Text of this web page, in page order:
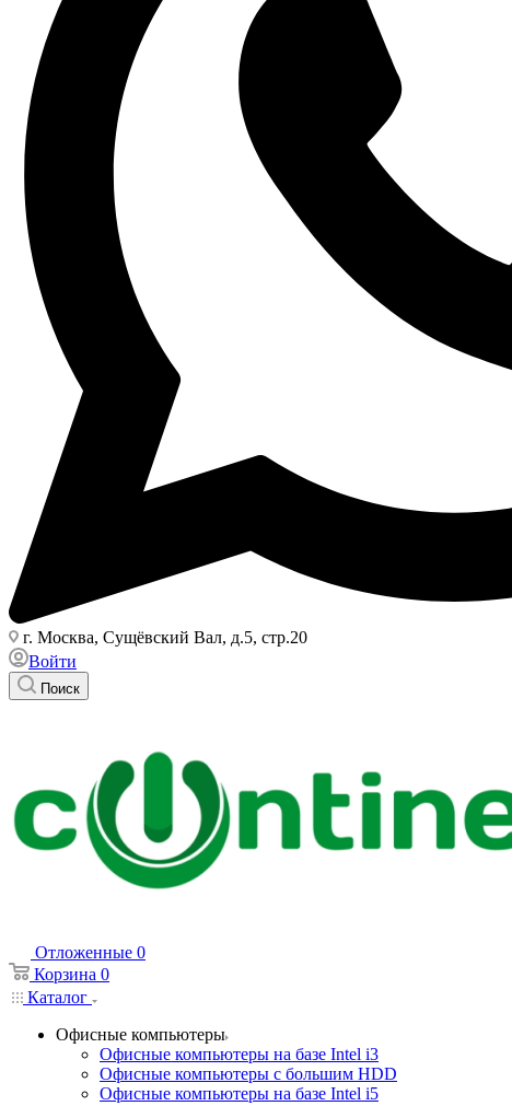
г. Москва, Сущёвский Вал, д.5, стр.20
Войти
Поиск
Отложенные 0
Корзина 0
Каталог
Офисные компьютеры
Офисные компьютеры на базе Intel i3
Офисные компьютеры с большим HDD
Офисные компьютеры на базе Intel i5